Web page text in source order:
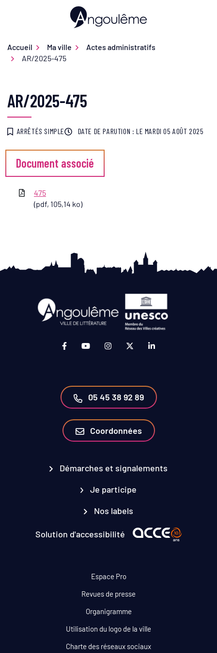
Ville d'Angoulême
Accueil Ma ville
Actes administratifs
AR/2025-475
AR/2025-475
ARRÊTÉS SIMPLE DATE DE PARUTION : LE MARDI 05 AOÛT 2025
Document associé
475
(pdf, 105,14 ko)
Lien vers le compte Facebook (ouverture
Lien vers la chaîne Youtube
Lien vers le compte
Lien vers le compte
Lien vers le
05 45 38 92 89
Coordonnées
Démarches et signalements
Je participe
Nos labels
Solution d'accessibilité
Espace Pro
Revues de presse
Organigramme
Utilisation du logo de la ville
Charte des réseaux sociaux